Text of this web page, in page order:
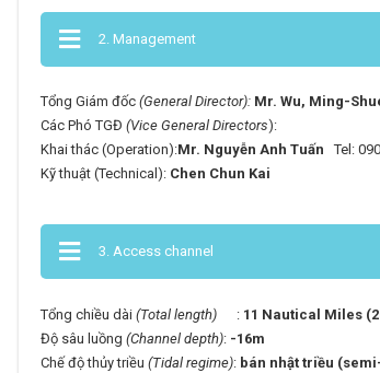
2. Management
Tổng Giám đốc (General Director): Mr. Wu, Ming-
Các Phó TGĐ (Vice General Directors):
Khai thác (Operation):Mr. Nguyễn Anh Tuấn Tel:
Kỹ thuật (Technical): Chen Chun Kai
3. Access channel
Tổng chiều dài (Total length) : 11 Nautical Miles
Độ sâu luồng (Channel depth): -16m
Chế độ thủy triều (Tidal regime): bán nhật triều